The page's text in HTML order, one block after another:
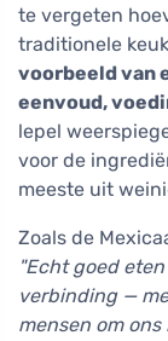
te vergeten
traditionele
voorbeeld van
eenvoud,
lepel
voor de
meeste uit
Zoals de
"Echt goed
verbinding —
mensen om ons